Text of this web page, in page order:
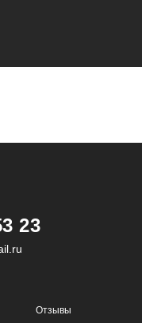
23
Отзывы